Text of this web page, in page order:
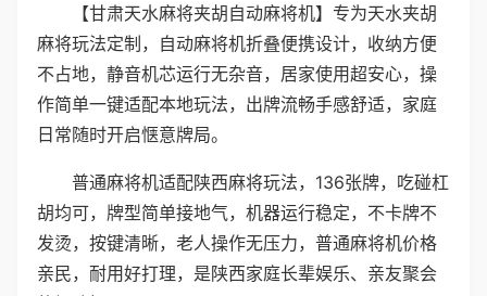
【甘肃天水麻将夹胡自动麻将机】专为天水夹胡
麻将玩法定制，自动麻将机折叠便携设计，收纳方便
不占地，静音机芯运行无杂音，居家使用超安心，操
作简单一键适配本地玩法，出牌流畅手感舒适，家庭
日常随时开启惬意牌局。
普通麻将机适配陕西麻将玩法，136张牌，吃碰杠
胡均可，牌型简单接地气，机器运行稳定，不卡牌不
发烫，按键清晰，老人操作无压力，普通麻将机价格
亲民，耐用好打理，是陕西家庭长辈娱乐、亲友聚会